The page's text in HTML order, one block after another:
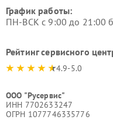
График работы:
ПН-ВСК с 9:00 до 21:00
Рейтинг сервисного
4.9-5.0
ООО "Русервис"
ИНН 7702633247
ОГРН 1077746335776